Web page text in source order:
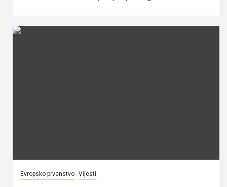
Evropsko prvenstvo Vijesti